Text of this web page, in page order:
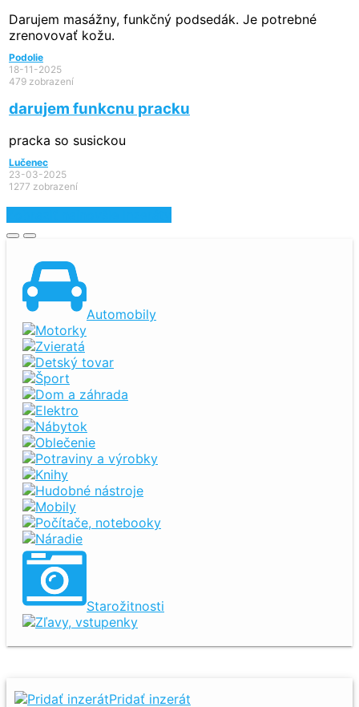
Darujem masážny, funkčný podsedák. Je potrebné
zrenovovať kožu.
Podolie
18-11-2025
479 zobrazení
darujem funkcnu pracku
pracka so susickou
Lučenec
23-03-2025
1277 zobrazení
Automobily
Motorky
Zvieratá
Detský tovar
Šport
Dom a záhrada
Elektro
Nábytok
Oblečenie
Potraviny a výrobky
Knihy
Hudobné nástroje
Mobily
Počítače, notebooky
Náradie
Starožitnosti
Zľavy, vstupenky
Pridať inzerát